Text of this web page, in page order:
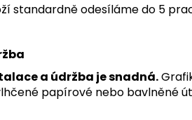
standardně odesíláme do 5
a údržba je snadná.
papírové nebo bavlněné